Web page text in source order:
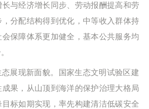
与经济增长同步、劳动报酬提高和劳
分配结构得到优化，中等收入群体持
保障体系更加健全，基本公共服务均
展现新面貌。国家生态文明试验区建
果，从山顶到海洋的保护治理大格局
标如期实现，率先构建清洁低碳安全